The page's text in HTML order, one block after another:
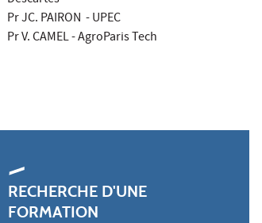
Pr JC. PAIRON - UPEC
Pr V. CAMEL - AgroParis Tech
RECHERCHE D'UNE
FORMATION